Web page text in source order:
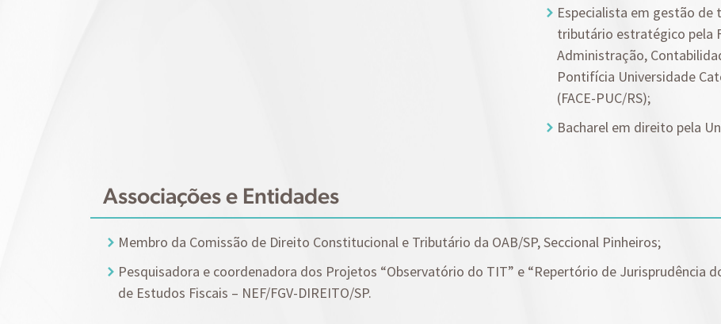
Especialista em gestão
tributário estratégico pela
Administração,
Pontifícia Universidade
(FACE-PUC/RS);
Bacharel em direito pela
Associações e Entidades
Membro da Comissão de Direito Constitucional e Tributário da OAB/SP, Seccional Pinheiros;
Pesquisadora e coordenadora dos Projetos “Observatório do TIT” e “Repertório de Jurisprudência
de Estudos Fiscais – NEF/FGV-DIREITO/SP.